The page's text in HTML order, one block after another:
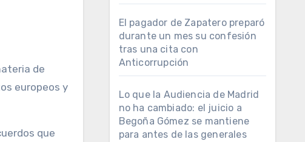
de
europeos y
que
El pagador de Zapatero preparó
durante un mes su confesión
tras una cita con
Anticorrupción
Lo que la Audiencia de Madrid
no ha cambiado: el juicio a
Begoña Gómez se mantiene
para antes de las generales